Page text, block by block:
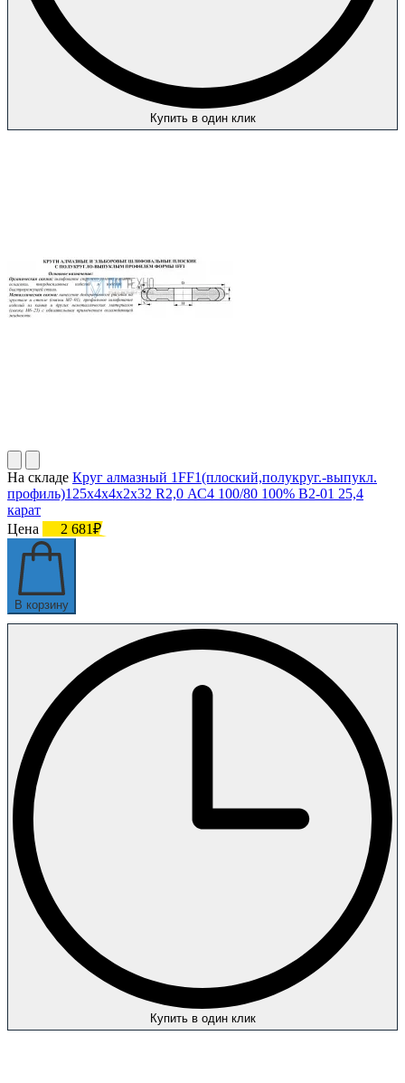
Купить в один клик
На складе Круг алмазный 1FF1(плоский,полукруг.-выпукл.
профиль)125х4х4х2х32 R2,0 АС4 100/80 100% В2-01 25,4
карат
Цена
2 681₽
В корзину
Купить в один клик